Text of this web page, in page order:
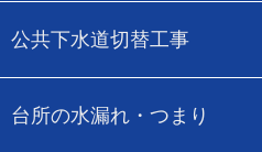
公共下水道切替工事
台所の水漏れ・つまり